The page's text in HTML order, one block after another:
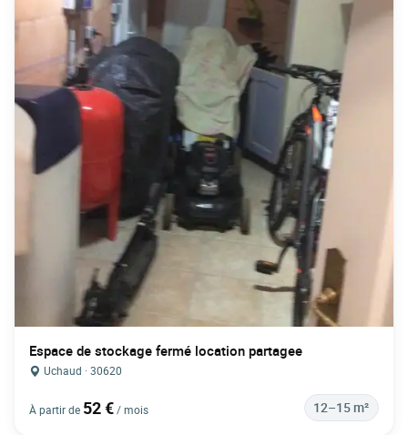
Espace de stockage fermé location partagee
Uchaud · 30620
À partir de 52 €/ mois 12–15 m²